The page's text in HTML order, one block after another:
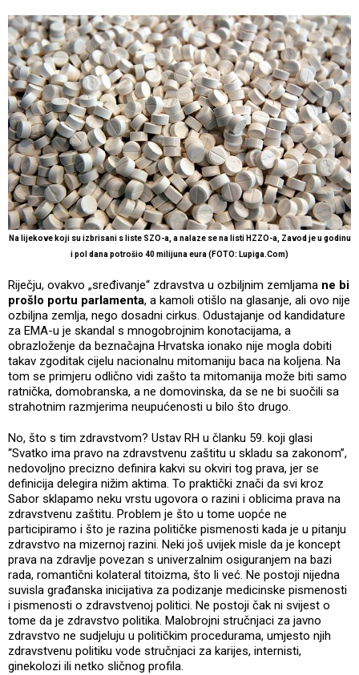
Na lijekove koji su izbrisani s liste SZO-a, a nalaze se na listi HZZO-a, Zavod je u godinu
i pol dana potrošio 40 milijuna eura (FOTO: Lupiga.Com)
Riječju, ovakvo „sređivanje“ zdravstva u ozbiljnim zemljama ne bi
prošlo portu parlamenta, a kamoli otišlo na glasanje, ali ovo nije
ozbiljna zemlja, nego dosadni cirkus. Odustajanje od kandidature
za EMA-u je skandal s mnogobrojnim konotacijama, a
obrazloženje da beznačajna Hrvatska ionako nije mogla dobiti
takav zgoditak cijelu nacionalnu mitomaniju baca na koljena. Na
tom se primjeru odlično vidi zašto ta mitomanija može biti samo
ratnička, domobranska, a ne domovinska, da se ne bi suočili sa
strahotnim razmjerima neupućenosti u bilo što drugo.
No, što s tim zdravstvom? Ustav RH u članku 59. koji glasi
“Svatko ima pravo na zdravstvenu zaštitu u skladu sa zakonom”,
nedovoljno precizno definira kakvi su okviri tog prava, jer se
definicija delegira nižim aktima. To praktički znači da svi kroz
Sabor sklapamo neku vrstu ugovora o razini i oblicima prava na
zdravstvenu zaštitu. Problem je što u tome uopće ne
participiramo i što je razina političke pismenosti kada je u pitanju
zdravstvo na mizernoj razini. Neki još uvijek misle da je koncept
prava na zdravlje povezan s univerzalnim osiguranjem na bazi
rada, romantični kolateral titoizma, što li već. Ne postoji nijedna
suvisla građanska inicijativa za podizanje medicinske pismenosti
i pismenosti o zdravstvenoj politici. Ne postoji čak ni svijest o
tome da je zdravstvo politika. Malobrojni stručnjaci za javno
zdravstvo ne sudjeluju u političkim procedurama, umjesto njih
zdravstvenu politiku vode stručnjaci za karijes, internisti,
ginekolozi ili netko sličnog profila.